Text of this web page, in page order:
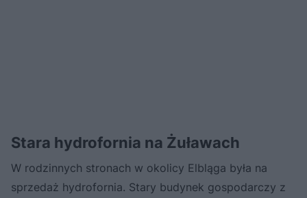
Stara hydrofornia na Żuławach
W rodzinnych stronach w okolicy Elbląga była na
sprzedaż hydrofornia. Stary budynek gospodarczy z